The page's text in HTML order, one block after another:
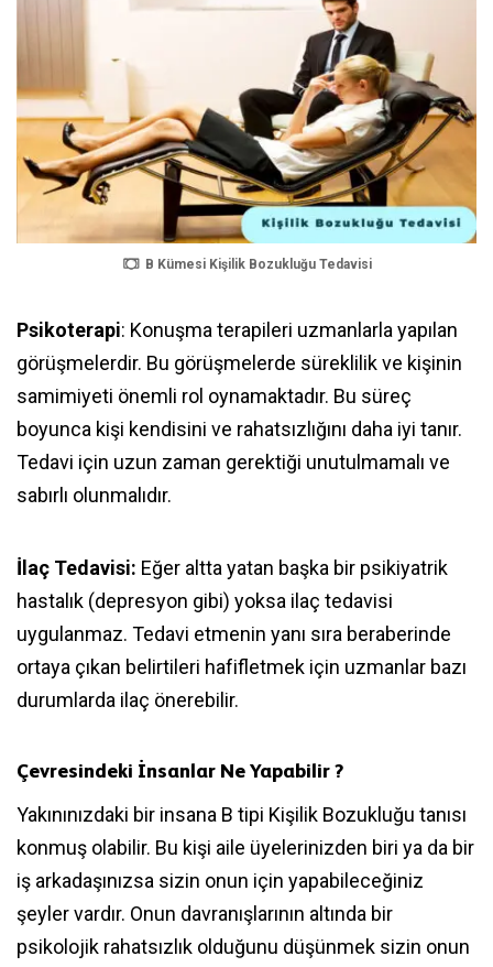
B Kümesi Kişilik Bozukluğu Tedavisi
Psikoterapi: Konuşma terapileri uzmanlarla yapılan
görüşmelerdir. Bu görüşmelerde süreklilik ve kişinin
samimiyeti önemli rol oynamaktadır. Bu süreç
boyunca kişi kendisini ve rahatsızlığını daha iyi tanır.
Tedavi için uzun zaman gerektiği unutulmamalı ve
sabırlı olunmalıdır.
İlaç Tedavisi: Eğer altta yatan başka bir psikiyatrik
hastalık (depresyon gibi) yoksa ilaç tedavisi
uygulanmaz. Tedavi etmenin yanı sıra beraberinde
ortaya çıkan belirtileri hafifletmek için uzmanlar bazı
durumlarda ilaç önerebilir.
Çevresindeki İnsanlar Ne Yapabilir ?
Yakınınızdaki bir insana B tipi Kişilik Bozukluğu tanısı
konmuş olabilir. Bu kişi aile üyelerinizden biri ya da bir
iş arkadaşınızsa sizin onun için yapabileceğiniz
şeyler vardır. Onun davranışlarının altında bir
psikolojik rahatsızlık olduğunu düşünmek sizin onun